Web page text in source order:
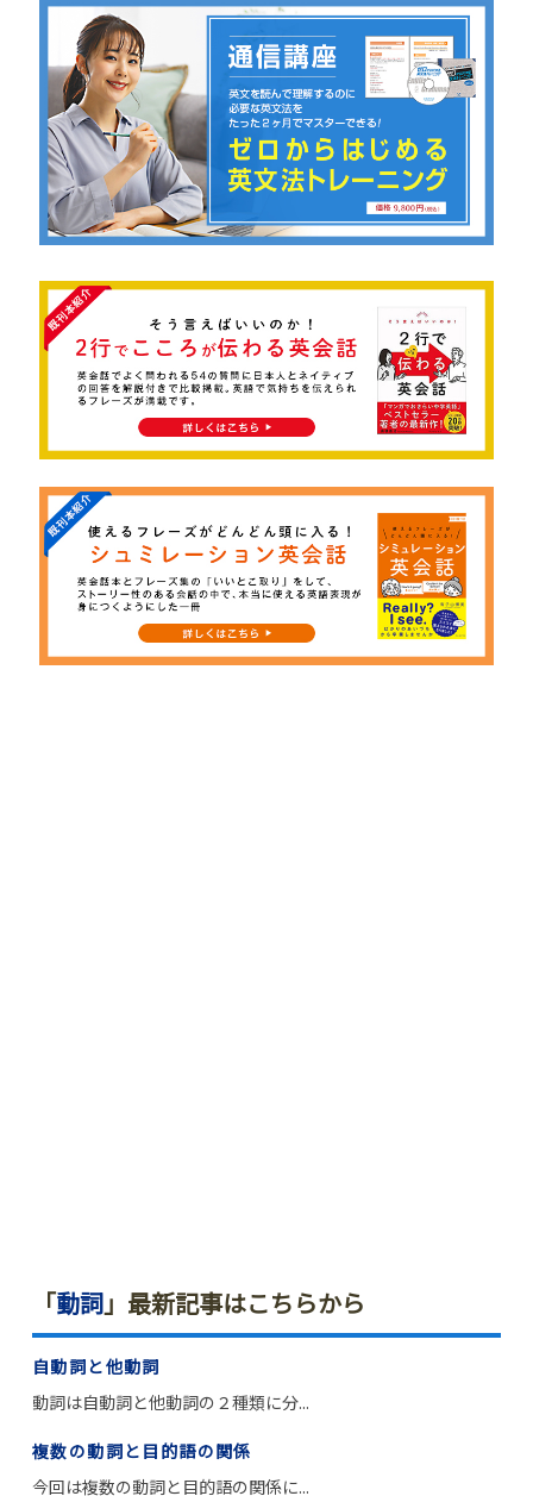
「動詞」最新記事はこちらから
自動詞と他動詞
動詞は自動詞と他動詞の２種類に分...
複数の動詞と目的語の関係
今回は複数の動詞と目的語の関係に...